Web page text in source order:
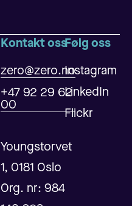
Kontakt oss
zero@zero.no
+47 92 29 62
00
Youngstorvet
1, 0181 Oslo
Org. nr: 984
Følg oss
Instagram
LinkedIn
Flickr